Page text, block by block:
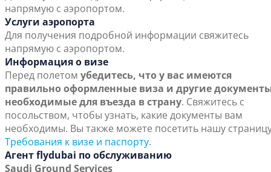
напрямую с аэропортом.
Услуги аэропорта
Для получения подробной информации свяжитесь
напрямую с аэропортом.
Информация о визе
Перед полетом убедитесь, что у вас имеются
правильно оформленные виза и другие
необходимые для въезда в страну. Свяжитесь с
посольством, чтобы узнать, какие документы вам
необходимы. Вы также можете посетить нашу
Требования к визе и паспорту.
Агент flydubai по обслуживанию
Saudi Ground Services